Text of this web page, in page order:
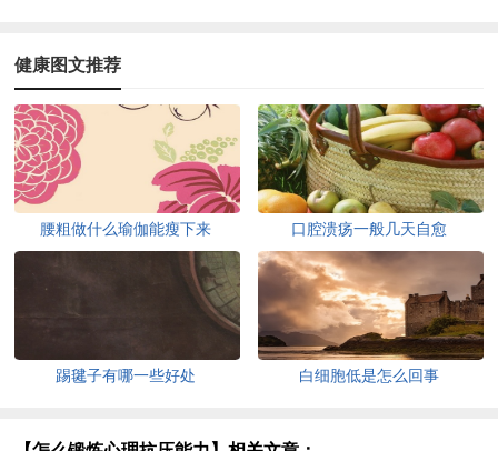
健康图文推荐
腰粗做什么瑜伽能瘦下来 口腔溃疡一般几天自愈
踢毽子有哪一些好处 白细胞低是怎么回事